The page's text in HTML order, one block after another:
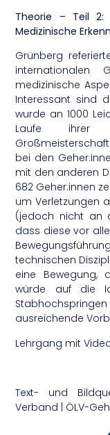
Theorie – Teil
Medizinische
Grünberg
medizinische
Interessant sind
wurde an 1000
Laufe ihrer
bei den
mit den anderen
682 Geher:innen
um Verletzungen
(jedoch nicht an
dass diese vor
technischen
eine Bewegung,
würde auf die
ausreichende
Lehrgang mit
Text- und
Verband | ÖLV-